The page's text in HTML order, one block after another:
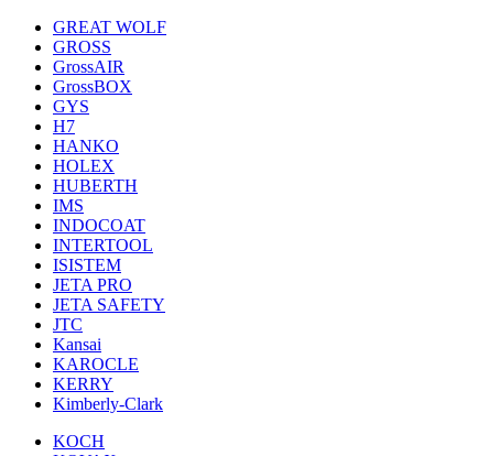
GREAT WOLF
GROSS
GrossAIR
GrossBOX
GYS
H7
HANKO
HOLEX
HUBERTH
IMS
INDOCOAT
INTERTOOL
ISISTEM
JETA PRO
JETA SAFETY
JTC
Kansai
KAROCLE
KERRY
Kimberly-Clark
KOCH